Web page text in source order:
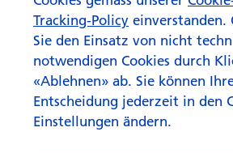
beachtetes Risiko.
Zum Artikel
Tracking-Policy einverstanden.
Sie den Einsatz von nicht
notwendigen Cookies durch
«Ablehnen» ab. Sie können
Entscheidung jederzeit in den
Einstellungen ändern.